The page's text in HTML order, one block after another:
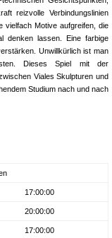
reizvolle Verbindungslinien
vielfach Motive aufgreifen, die
denken lassen. Eine farbige
Unwillkürlich ist man
Dieses Spiel mit der
Viales Skulpturen und
Studium nach und nach
17:00:00
20:00:00
17:00:00